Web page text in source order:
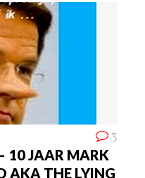
3
10 JAAR MARK
AKA THE LYING